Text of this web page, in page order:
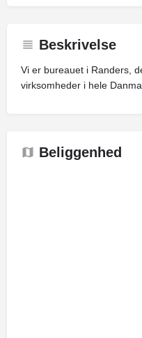
Beskrivelse
Vi er bureauet i Randers,
virksomheder i hele
Beliggenhed